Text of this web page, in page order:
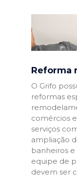
Reforma
O Grifo
reformas
comércios
serviços
ampliação
banheiros e
equipe de
devem ser